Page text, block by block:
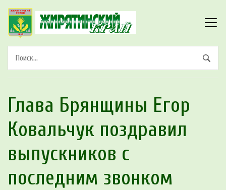
Глава Брянщины Егор
Ковальчук поздравил
выпускников с
последним звонком